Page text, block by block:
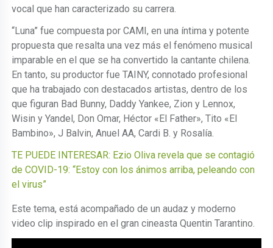
vocal que han caracterizado su carrera.
“Luna” fue compuesta por CAMI, en una íntima y potente
propuesta que resalta una vez más el fenómeno musical
imparable en el que se ha convertido la cantante chilena.
En tanto, su productor fue TAINY, connotado profesional
que ha trabajado con destacados artistas, dentro de los
que figuran Bad Bunny, Daddy Yankee, Zion y Lennox,
Wisin y Yandel, Don Omar, Héctor «El Father», Tito «El
Bambino», J Balvin, Anuel AA, Cardi B. y Rosalía.
TE PUEDE INTERESAR: Ezio Oliva revela que se contagió
de COVID-19: “Estoy con los ánimos arriba, peleando con
el virus”
Este tema, está acompañado de un audaz y moderno
video clip inspirado en el gran cineasta Quentin Tarantino.